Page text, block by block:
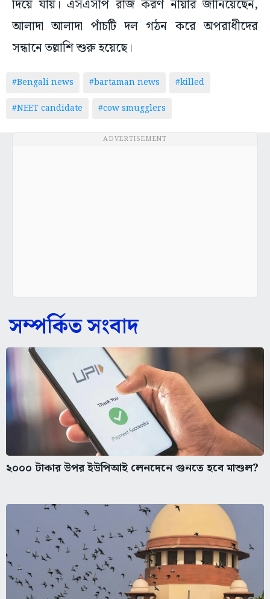
দিয়ে যায়। এসএসপি রাজ করণ নায়ার জানিয়েছেন,
আলাদা আলাদা পাঁচটি দল গঠন করে অপরাধীদের
সন্ধানে তল্লাশি শুরু হয়েছে।
#Bengali news #bartaman news
#killed
#NEET candidate
#cow smugglers
ADVERTISEMENT
সম্পর্কিত সংবাদ
২০০০ টাকার উপর ইউপিআই লেনদেনে গুনতে হবে মাশুল?